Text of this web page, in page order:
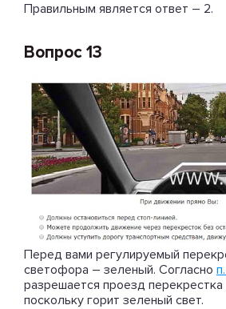
Правильным является ответ – 2.
Вопрос 13
Перед вами регулируемый
светофора – зеленый. Согласно
разрешается проезд перекрестка
поскольку горит зеленый свет.